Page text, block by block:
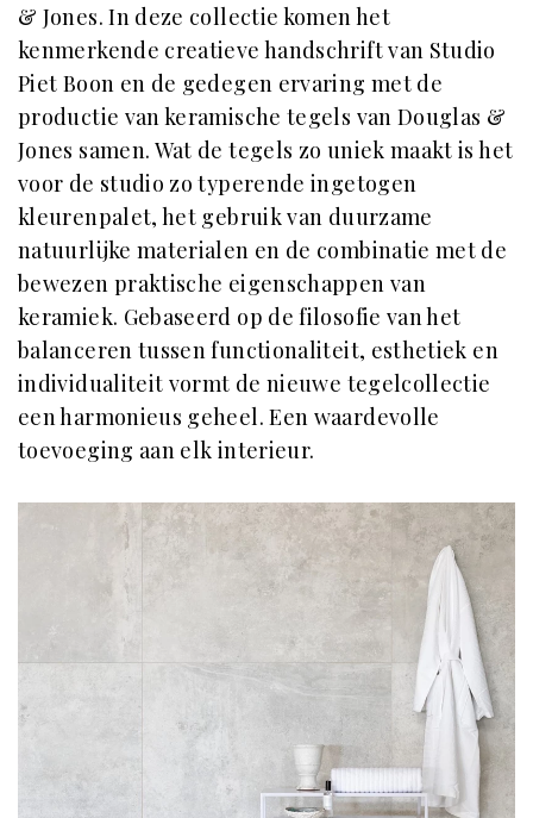
& Jones. In deze collectie komen het
kenmerkende creatieve handschrift van Studio
Piet Boon en de gedegen ervaring met de
productie van keramische tegels van Douglas &
Jones samen. Wat de tegels zo uniek maakt is het
voor de studio zo typerende ingetogen
kleurenpalet, het gebruik van duurzame
natuurlijke materialen en de combinatie met de
bewezen praktische eigenschappen van
keramiek. Gebaseerd op de filosofie van het
balanceren tussen functionaliteit, esthetiek en
individualiteit vormt de nieuwe tegelcollectie
een harmonieus geheel. Een waardevolle
toevoeging aan elk interieur.